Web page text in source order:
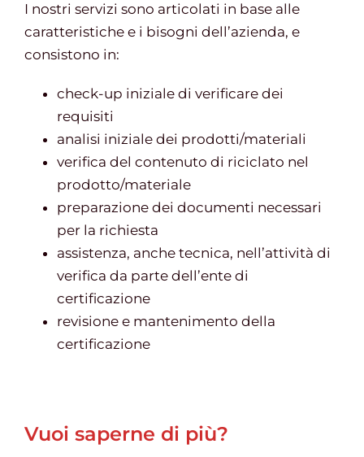
I nostri servizi sono articolati in base alle
caratteristiche e i bisogni dell’azienda, e
consistono in:
check-up iniziale di verificare dei
requisiti
analisi iniziale dei prodotti/materiali
verifica del contenuto di riciclato nel
prodotto/materiale
preparazione dei documenti necessari
per la richiesta
assistenza, anche tecnica, nell’attività di
verifica da parte dell’ente di
certificazione
revisione e mantenimento della
certificazione
Vuoi saperne di più?